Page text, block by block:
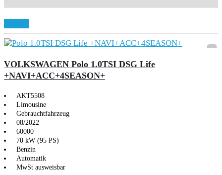
VOLKSWAGEN Polo 1.0TSI DSG Life
+NAVI+ACC+4SEASON+
AKT5508
Limousine
Gebrauchtfahrzeug
08/2022
60000
70 kW (95 PS)
Benzin
Automatik
MwSt ausweisbar